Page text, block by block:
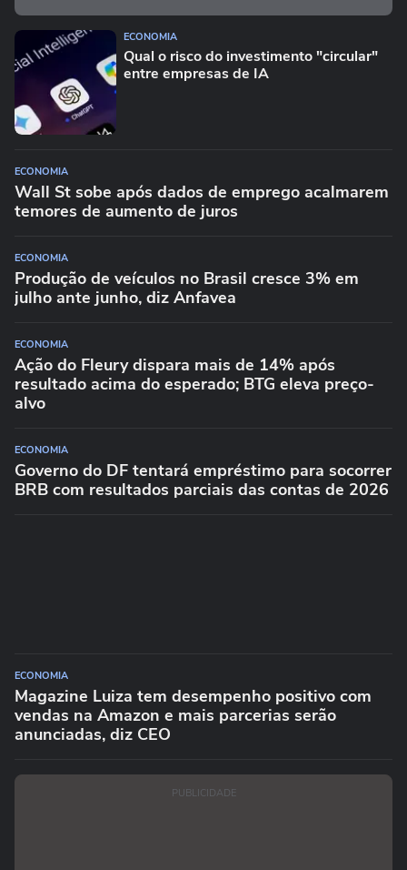
ECONOMIA
Qual o risco do investimento "circular"
entre empresas de IA
ECONOMIA
Wall St sobe após dados de emprego acalmarem
temores de aumento de juros
ECONOMIA
Produção de veículos no Brasil cresce 3% em
julho ante junho, diz Anfavea
ECONOMIA
Ação do Fleury dispara mais de 14% após
resultado acima do esperado; BTG eleva preço-
alvo
ECONOMIA
Governo do DF tentará empréstimo para socorrer
BRB com resultados parciais das contas de 2026
ECONOMIA
Magazine Luiza tem desempenho positivo com
vendas na Amazon e mais parcerias serão
anunciadas, diz CEO
PUBLICIDADE